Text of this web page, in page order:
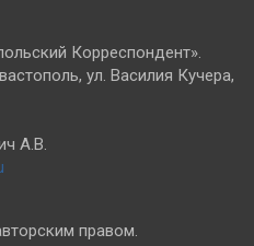
Корреспондент».
ул. Василия Кучера,
А.В.
правом.